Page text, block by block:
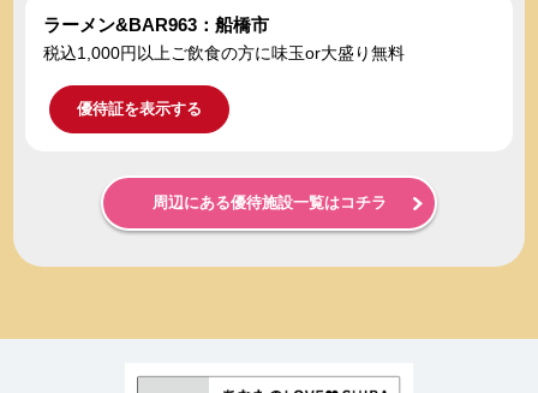
ラーメン&BAR963：船橋市
税込1,000円以上ご飲食の方に味玉or大盛り無料
優待証を表示する
周辺にある優待施設一覧はコチラ